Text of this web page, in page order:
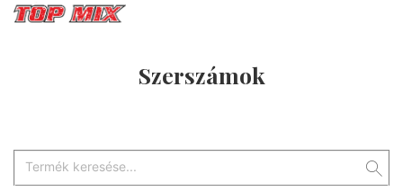
Szerszámok